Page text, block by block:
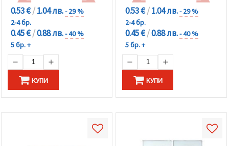
0.53 €/1.04 лв.- 29 %
2-4 бр.
0.45 €/0.88 лв.- 40 %
5 бр. +
КУПИ
0.53 €/1.04 лв.- 29 %
2-4 бр.
0.45 €/0.88 лв.- 40 %
5 бр. +
КУПИ